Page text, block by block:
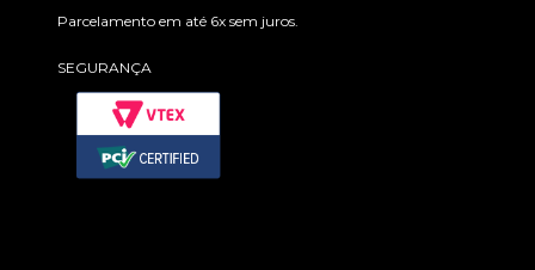
Parcelamento em até 6x sem juros.
SEGURANÇA